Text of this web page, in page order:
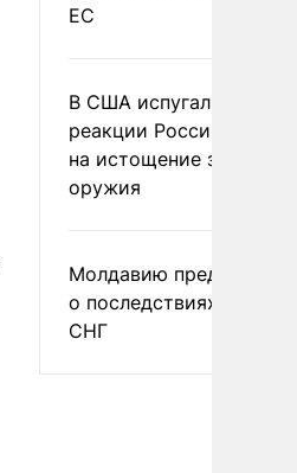
ЕС
В США испугались
реакции России и
на истощение запасов
оружия
Молдавию
о последствиях выхода
СНГ